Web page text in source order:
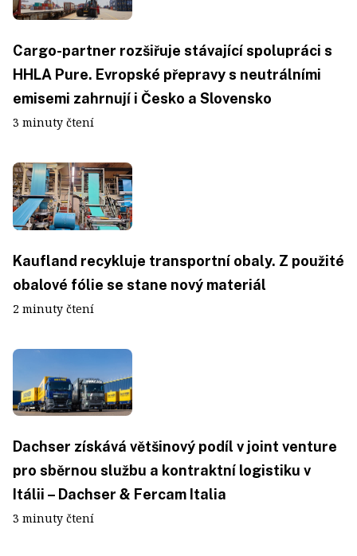
Cargo-partner rozšiřuje stávající spolupráci s
HHLA Pure. Evropské přepravy s neutrálními
emisemi zahrnují i Česko a Slovensko
3 minuty čtení
Kaufland recykluje transportní obaly. Z použité
obalové fólie se stane nový materiál
2 minuty čtení
Dachser získává většinový podíl v joint venture
pro sběrnou službu a kontraktní logistiku v
Itálii – Dachser & Fercam Italia
3 minuty čtení